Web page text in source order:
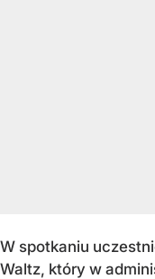
W spotkaniu
Waltz, który w